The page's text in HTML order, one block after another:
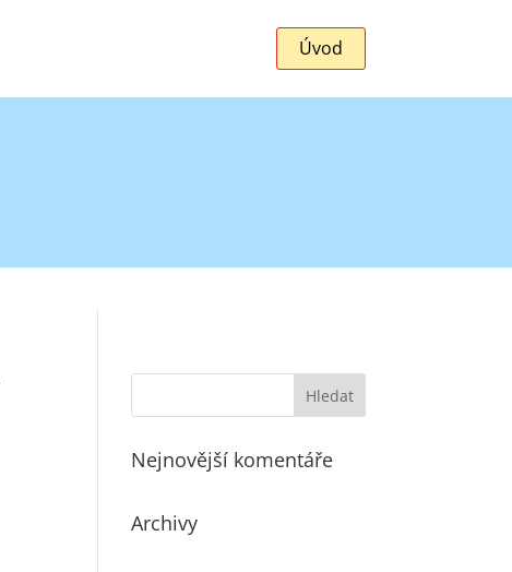
Úvod
Nejnovější komentáře
Archivy